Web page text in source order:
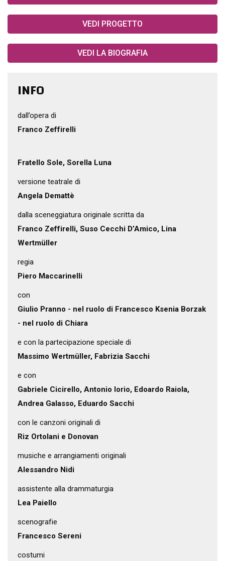
VEDI PROGETTO
VEDI LA BIOGRAFIA
INFO
dall’opera di
Franco Zeffirelli
Fratello Sole, Sorella Luna
versione teatrale di
Angela Demattè
dalla sceneggiatura originale scritta da
Franco Zeffirelli, Suso Cecchi D’Amico, Lina
Wertmüller
regia
Piero Maccarinelli
con
Giulio Pranno - nel ruolo di Francesco Ksenia Borzak
- nel ruolo di Chiara
e con la partecipazione speciale di
Massimo Wertmüller, Fabrizia Sacchi
e con
Gabriele Cicirello, Antonio Iorio, Edoardo Raiola,
Andrea Galasso, Eduardo Sacchi
con le canzoni originali di
Riz Ortolani e Donovan
musiche e arrangiamenti originali
Alessandro Nidi
assistente alla drammaturgia
Lea Paiello
scenografie
Francesco Sereni
costumi